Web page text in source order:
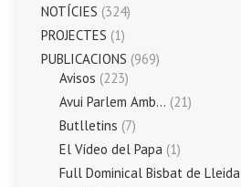
NOTÍCIES (324)
PROJECTES (1)
PUBLICACIONS (969)
Avisos (223)
Avui Parlem Amb… (21)
Butlletins (7)
El Vídeo del Papa (1)
Full Dominical Bisbat de Lleida